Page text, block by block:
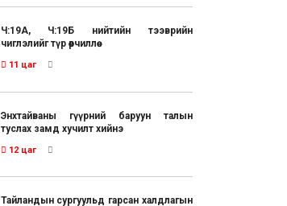
Ч:19А, Ч:19Б нийтийн тээврийн
чиглэлийг түр өөрчиллөө
11 цаг
Энхтайваны гүүрний баруун талын
туслах замд хучилт хийнэ
12 цаг
Тайландын сургуульд гарсан халдлагын